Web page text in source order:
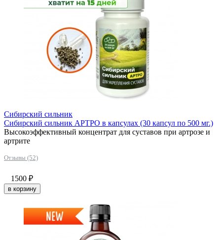
Сибирский сильник
Сибирский сильник АРТРО в капсулах (30 капсул по 500 мг.)
Высокоэффективный концентрат для суставов при артрозе и
артрите
Отзывы (52)
1500 ₽
в корзину